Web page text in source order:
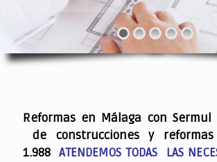
Reformas en Málaga con Sermul
de construcciones y
1.988ATENDEMOS TODAS LAS